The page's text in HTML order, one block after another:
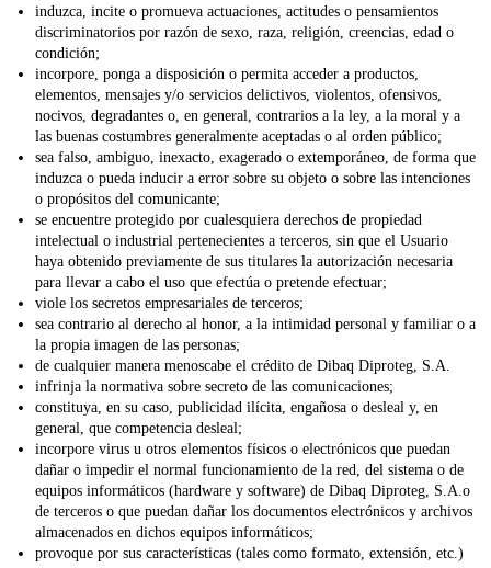
induzca, incite o promueva actuaciones, actitudes o pensamientos
discriminatorios por razón de sexo, raza, religión, creencias, edad o
condición;
incorpore, ponga a disposición o permita acceder a productos,
elementos, mensajes y/o servicios delictivos, violentos, ofensivos,
nocivos, degradantes o, en general, contrarios a la ley, a la moral y a
las buenas costumbres generalmente aceptadas o al orden público;
sea falso, ambiguo, inexacto, exagerado o extemporáneo, de forma que
induzca o pueda inducir a error sobre su objeto o sobre las intenciones
o propósitos del comunicante;
se encuentre protegido por cualesquiera derechos de propiedad
intelectual o industrial pertenecientes a terceros, sin que el Usuario
haya obtenido previamente de sus titulares la autorización necesaria
para llevar a cabo el uso que efectúa o pretende efectuar;
viole los secretos empresariales de terceros;
sea contrario al derecho al honor, a la intimidad personal y familiar o a
la propia imagen de las personas;
de cualquier manera menoscabe el crédito deDibaq Diproteg, S.A.
infrinja la normativa sobre secreto de las comunicaciones;
constituya, en su caso, publicidad ilícita, engañosa o desleal y, en
general, que competencia desleal;
incorpore virus u otros elementos físicos o electrónicos que puedan
dañar o impedir el normal funcionamiento de la red, del sistema o de
equipos informáticos (hardware y software) de Dibaq Diproteg, S.A.o
de terceros o que puedan dañar los documentos electrónicos y archivos
almacenados en dichos equipos informáticos;
provoque por sus características (tales como formato, extensión, etc.)